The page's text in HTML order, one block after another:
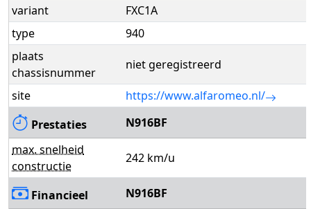
variant
FXC1A
type
940
plaats
chassisnummer
niet geregistreerd
site
https://www.alfaromeo.nl/
Prestaties
N916BF
max. snelheid
constructie
242 km/u
Financieel
N916BF